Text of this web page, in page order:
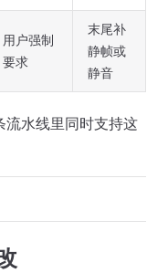
用户强制
要求
末尾补
静帧或
静音
流水线里同时支持这